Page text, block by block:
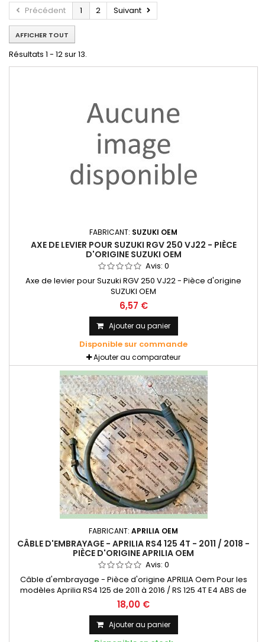
Précédent 1 2 Suivant
AFFICHER TOUT
Résultats 1 - 12 sur 13.
FABRICANT: SUZUKI OEM
AXE DE LEVIER POUR SUZUKI RGV 250 VJ22 - PIÈCE
D'ORIGINE SUZUKI OEM
Avis: 0
Axe de levier pour Suzuki RGV 250 VJ22 - Pièce d'origine
SUZUKI OEM
6,57 €
Ajouter au panier
Disponible sur commande
Ajouter au comparateur
FABRICANT: APRILIA OEM
CÂBLE D'EMBRAYAGE - APRILIA RS4 125 4T - 2011 / 2018 -
PIÈCE D'ORIGINE APRILIA OEM
Avis: 0
Câble d'embrayage - Pièce d'origine APRILIA Oem Pour les
modèles Aprilia RS4 125 de 2011 à 2016 / RS 125 4T E4 ABS de
2017 à 2019
18,00 €
Ajouter au panier